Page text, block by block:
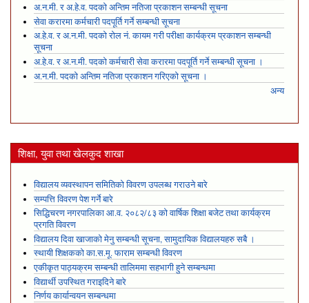
अ.न.मी. र अ.हे.व. पदको अन्तिम नतिजा प्रकाशन सम्बन्धी सूचना
सेवा करारमा कर्मचारी पदपूर्ति गर्ने सम्बन्धी सूचना
अ.हे.व. र अ.न.मी. पदको रोल नं. कायम गरी परीक्षा कार्यक्रम प्रकाशन सम्बन्धी
सूचना
अ.हे.व. र अ.न.मी. पदको कर्मचारी सेवा करारमा पदपूर्ति गर्ने सम्बन्धी सूचना ।
अ.न.मी. पदको अन्तिम नतिजा प्रकाशन गरिएको सूचना ।
अन्य
शिक्षा, युवा तथा खेलकुद शाखा
विद्यालय व्यवस्थापन समितिको विवरण उपलब्ध गराउने बारे
सम्पत्ति विवरण पेश गर्ने बारे
सिद्धिचरण नगरपालिका आ.व. २०८२/८३ को वार्षिक शिक्षा बजेट तथा कार्यक्रम
प्रगति विवरण
विद्यालय दिवा खाजाको मेनु सम्बन्धी सूचना, सामुदायिक विद्यालयहरु सबै ।
स्थायी शिक्षकको का.स.मू. फाराम सम्बन्धी विवरण
एकीकृत पाठ्यक्रम सम्बन्धी तालिममा सहभागी हुने सम्बन्धमा
विद्यार्थी उपस्थित गराइदिने बारे
निर्णय कार्यान्वयन सम्बन्धमा